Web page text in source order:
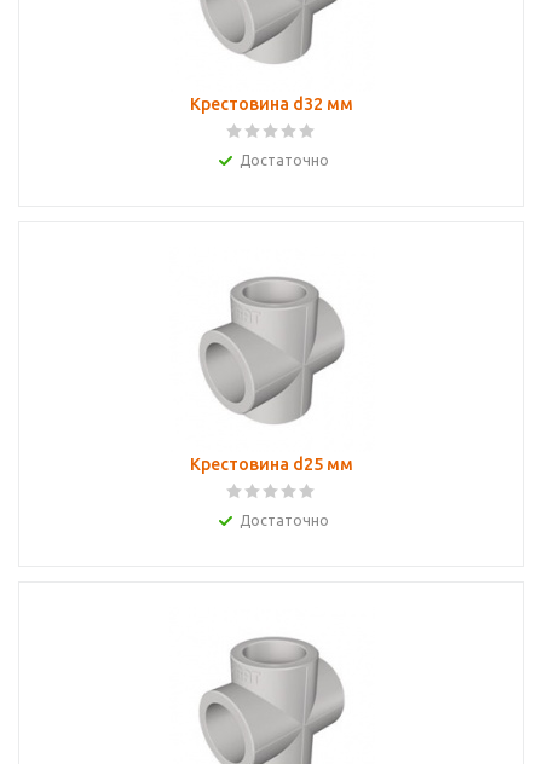
Крестовина d32 мм
Достаточно
Крестовина d25 мм
Достаточно